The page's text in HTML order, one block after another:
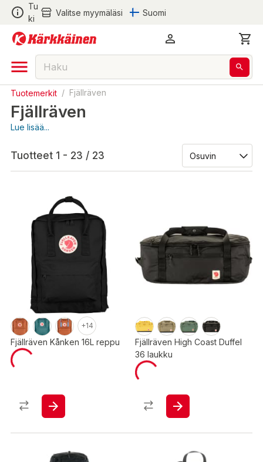
Tu
ki
Valitse myymäläsi Suomi
Tuotemerkit / Fjällräven
Fjällräven
Lue lisää...
Tuotteet 1 - 23 / 23
+14
Fjällräven Kånken 16L reppu
Fjällräven High Coast Duffel
36 laukku